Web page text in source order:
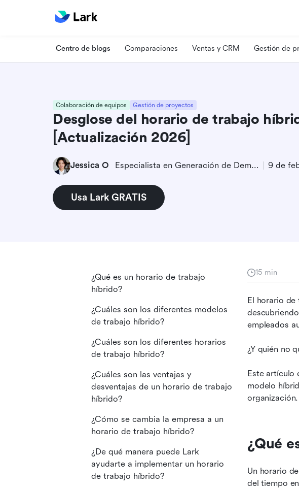
Centro de blogs Comparaciones Ventas y CRM Gestión de
Colaboración de equipos Gestión de proyectos
Desglose del horario de trabajo
[Actualización 2026]
Jessica O Especialista en Generación de Demanda de Producto 9 de
Usa Lark GRATIS
15 min
El horario
empleados
¿Y quién no
Este artículo
modelo
organización.
¿Qué
Un horario
del tiempo
¿Qué es un horario de trabajo
híbrido?
¿Cuáles son los diferentes modelos
de trabajo híbrido?
¿Cuáles son los diferentes horarios
de trabajo híbrido?
¿Cuáles son las ventajas y
desventajas de un horario de trabajo
híbrido?
¿Cómo se cambia la empresa a un
horario de trabajo híbrido?
¿De qué manera puede Lark
ayudarte a implementar un horario
de trabajo híbrido?